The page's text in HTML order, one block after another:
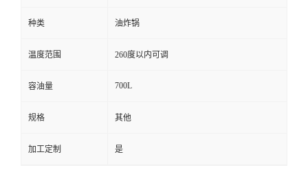
种类 油炸锅
温度范围 260度以内可调
容油量 700L
规格 其他
加工定制 是